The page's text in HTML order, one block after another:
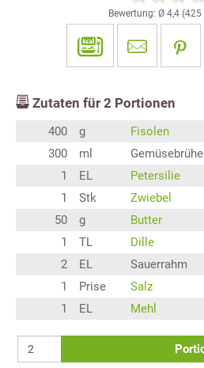
Bewertung: Ø 4,4 (425
Zutaten für 2 Portionen
400 g
Fisolen
300
ml
Gemüsebrühe
1
EL
Petersilie
1
Stk
Zwiebel
50
g
Butter
1
TL
Dille
2
EL
Sauerrahm
1
Prise
Salz
1
EL Mehl